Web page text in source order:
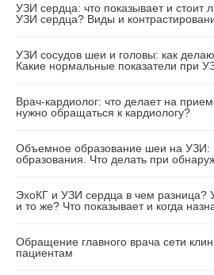
УЗИ сердца: что показывает и стоит
УЗИ сердца? Виды и
УЗИ сосудов шеи и головы: как
Какие нормальные показатели при
Врач-кардиолог: что делает на
нужно обращаться к кардиологу?
Объемное образование шеи на УЗИ:
образования. Что делать при
ЭхоКГ и УЗИ сердца в чем разница?
и то же? Что показывает и когда
Обращение главного врача сети
пациентам